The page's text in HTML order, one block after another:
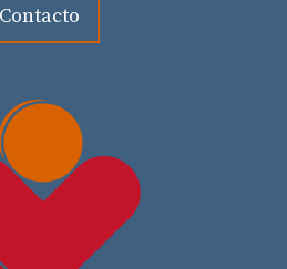
Contacto